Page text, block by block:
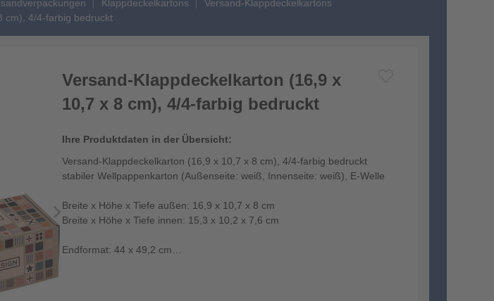
Klappdeckelkartons
Versand-Klappdeckelkartons
cm), 4/4-farbig bedruckt
Versand-Klappdeckelkarton (16,9 x
10,7 x 8 cm), 4/4-farbig bedruckt
Ihre Produktdaten in der Übersicht:
Versand-Klappdeckelkarton (16,9 x 10,7 x 8 cm), 4/4-farbig bedruckt
stabiler Wellpappenkarton (Außenseite: weiß, Innenseite: weiß), E-Welle
Breite x Höhe x Tiefe außen: 16,9 x 10,7 x 8 cm
Breite x Höhe x Tiefe innen: 15,3 x 10,2 x 7,6 cm
Endformat: 44 x 49,2 cm